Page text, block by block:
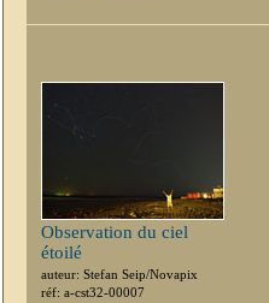
Observation du ciel
étoilé
auteur: Stefan Seip/Novapix
réf: a-cst32-00007